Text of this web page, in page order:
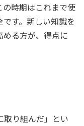
時期はこれまで使
す。新しい知識を
る方が、得点に
取り組んだ」とい